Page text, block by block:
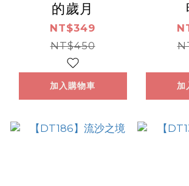
的歲月
NT$349
NT$450
加入購物車 加